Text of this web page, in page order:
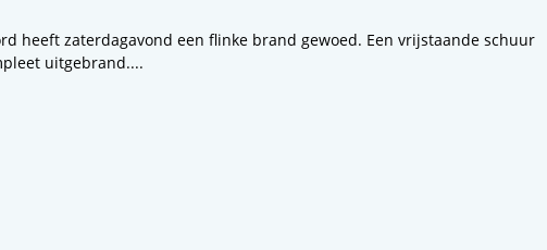
heeft zaterdagavond een flinke brand gewoed. Een vrijstaande schuur
uitgebrand....